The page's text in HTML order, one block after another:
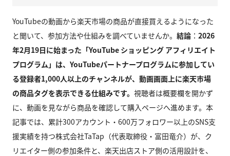
YouTubeの動画から楽天市場の商品が直接買えるようになった
と聞いて、参加方法や仕組みを調べていませんか。 結論： 2026
年2月19日に始まった「YouTube ショッピング アフィリエイト
プログラム」は、YouTubeパートナープログラムに参加してい
る登録者1,000人以上のチャンネルが、動画画面上に楽天市場
の商品タグを表示できる仕組みです。 視聴者は概要欄を開かず
に、動画を見ながら商品を確認して購入ページへ進めます。本
記事では、累計300アカウント・600万フォロワー以上のSNS支
援実績を持つ株式会社TaTap（代表取締役・富田竜介）が、ク
リエイター側の参加条件と、楽天出店ストア側の活用設計を、